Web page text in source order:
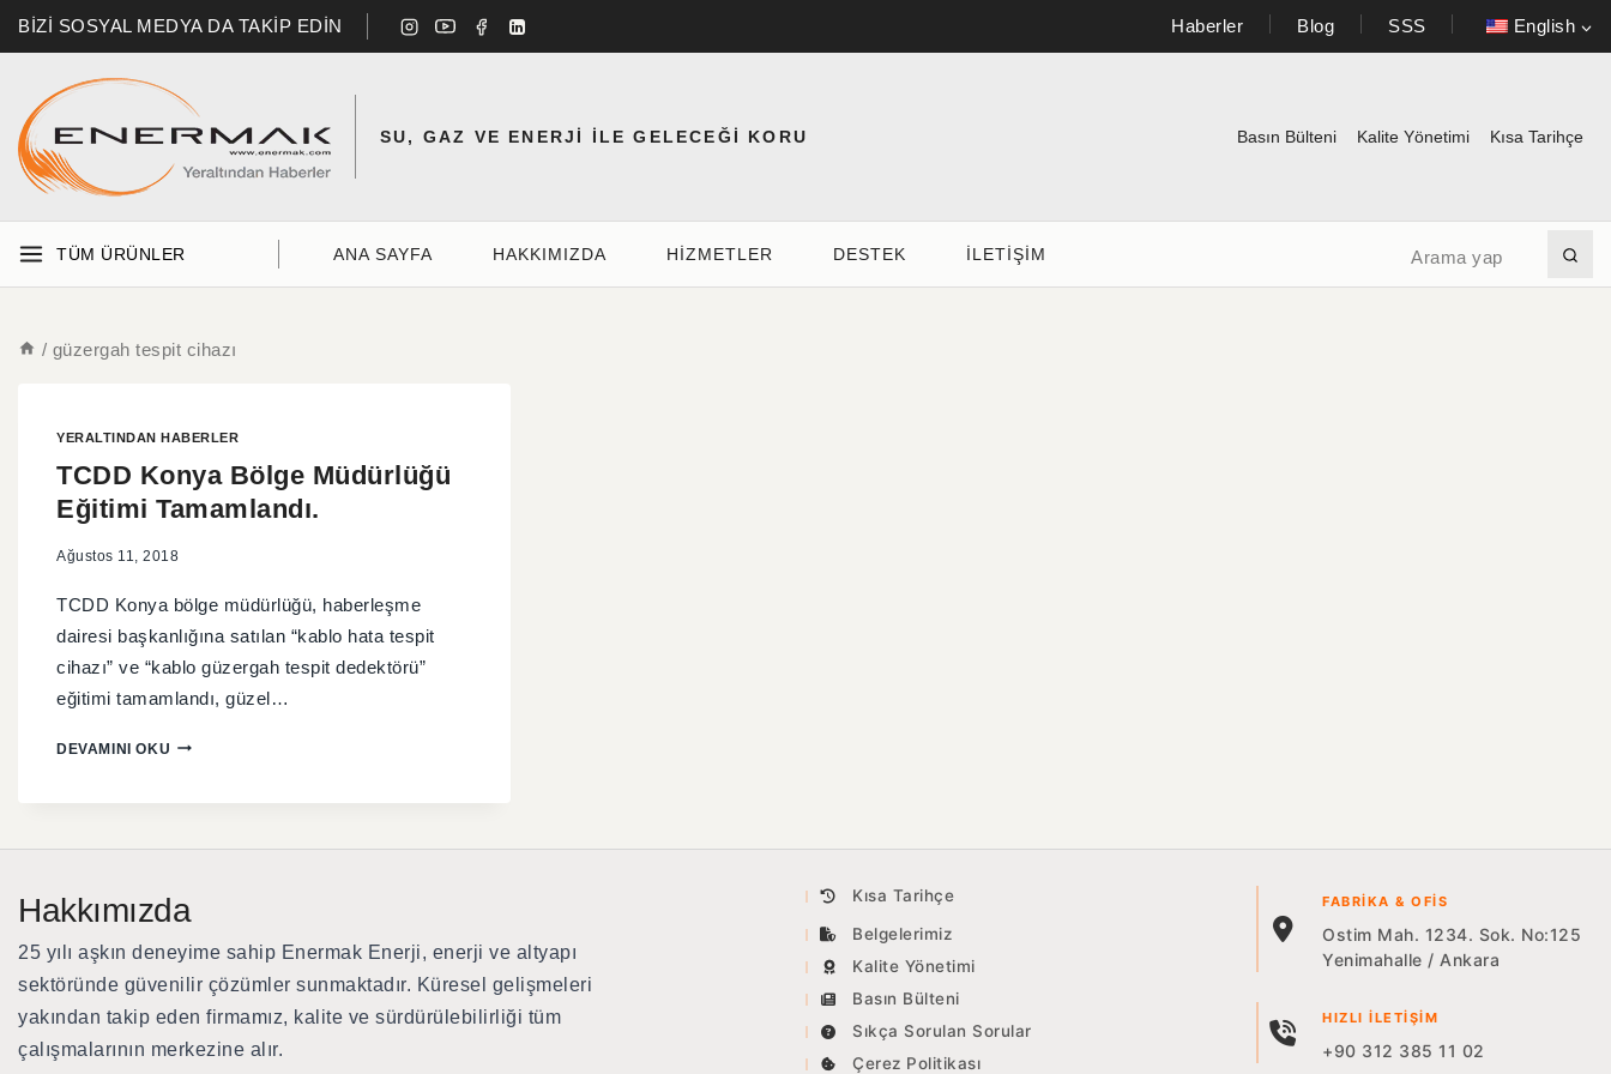
BİZİ SOSYAL MEDYA DA TAKİP EDİN Haberler Blog SSS English
SU, GAZ VE ENERJİ İLE GELECEĞİ KORU Basın Bülteni Kalite Yönetimi Kısa Tarihçe
TÜM ÜRÜNLER ANA SAYFA HAKKIMIZDA HIZMETLER DESTEK İLETİŞİM
/ güzergah tespit cihazı
YERALTINDAN HABERLER
TCDD Konya Bölge Müdürlüğü
Eğitimi Tamamlandı.
Ağustos 11, 2018
TCDD Konya bölge müdürlüğü, haberleşme
dairesi başkanlığına satılan “kablo hata tespit
cihazı” ve “kablo güzergah tespit dedektörü”
eğitimi tamamlandı, güzel…
DEVAMINI OKU
Hakkımızda
25 yılı aşkın deneyime sahip Enermak Enerji, enerji ve altyapı
sektöründe güvenilir çözümler sunmaktadır. Küresel gelişmeleri
yakından takip eden firmamız, kalite ve sürdürülebilirliği tüm
çalışmalarının merkezine alır.
Kısa Tarihçe
Belgelerimiz
Kalite Yönetimi
Basın Bülteni
Sıkça Sorulan Sorular
Çerez Politikası
FABRIKA & OFIS
Ostim Mah. 1234. Sok. No:125
Yenimahalle / Ankara
HIZLI İLETIŞIM
+90 312 385 11 02